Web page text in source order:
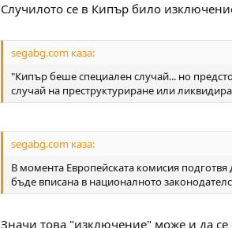
Случилото се в Кипър било
segabg.com каза:
"Кипър беше специален случай... но
случай на преструктуриране или
segabg.com каза:
В момента Европейската комисия подготвя
бъде вписана в националното
Значи това "изключение" може и да се